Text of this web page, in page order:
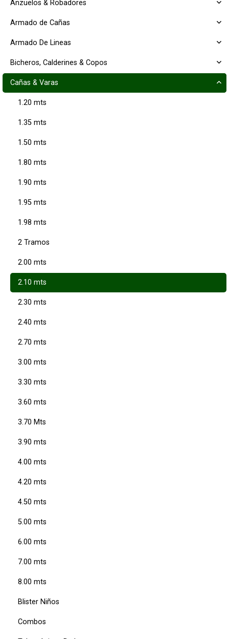
Anzuelos & Robadores
Armado de Cañas
Armado De Lineas
Bicheros, Calderines & Copos
Cañas & Varas
1.20 mts
1.35 mts
1.50 mts
1.80 mts
1.90 mts
1.95 mts
1.98 mts
2 Tramos
2.00 mts
2.10 mts
2.30 mts
2.40 mts
2.70 mts
3.00 mts
3.30 mts
3.60 mts
3.70 Mts
3.90 mts
4.00 mts
4.20 mts
4.50 mts
5.00 mts
6.00 mts
7.00 mts
8.00 mts
Blister Niños
Combos